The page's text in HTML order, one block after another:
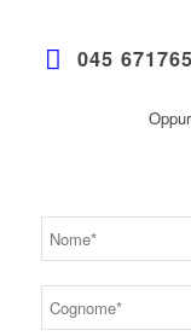
045